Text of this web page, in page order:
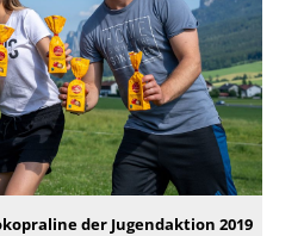
der Jugendaktion 2019